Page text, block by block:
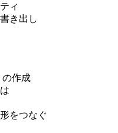
ィ
き出し
の作成
をつなぐ